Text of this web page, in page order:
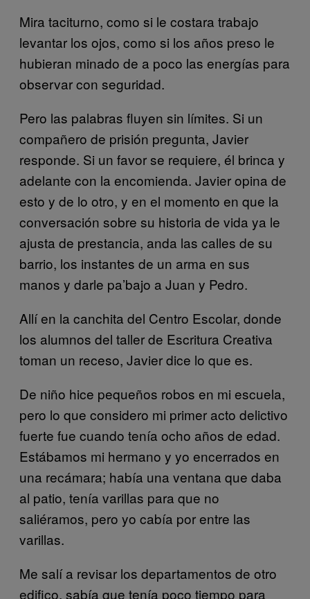
Mira taciturno, como si le costara trabajo
levantar los ojos, como si los años preso le
hubieran minado de a poco las energías para
observar con seguridad.
Pero las palabras fluyen sin límites. Si un
compañero de prisión pregunta, Javier
responde. Si un favor se requiere, él brinca y
adelante con la encomienda. Javier opina de
esto y de lo otro, y en el momento en que la
conversación sobre su historia de vida ya le
ajusta de prestancia, anda las calles de su
barrio, los instantes de un arma en sus
manos y darle pa’bajo a Juan y Pedro.
Allí en la canchita del Centro Escolar, donde
los alumnos del taller de Escritura Creativa
toman un receso, Javier dice lo que es.
De niño hice pequeños robos en mi escuela,
pero lo que considero mi primer acto delictivo
fuerte fue cuando tenía ocho años de edad.
Estábamos mi hermano y yo encerrados en
una recámara; había una ventana que daba
al patio, tenía varillas para que no
saliéramos, pero yo cabía por entre las
varillas.
Me salí a revisar los departamentos de otro
edifico, sabía que tenía poco tiempo para